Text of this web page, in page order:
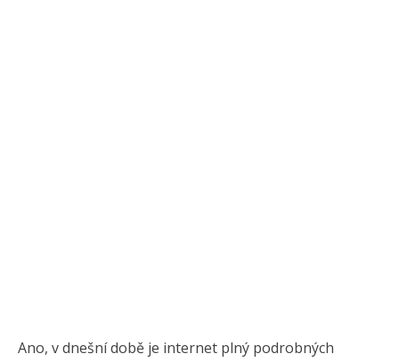
Ano, v dnešní době je internet plný podrobných